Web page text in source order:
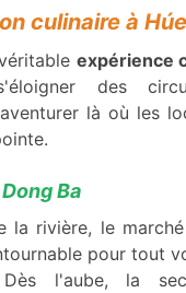
culinaire à Húe
expérience
des
là où les
Ba
la rivière, le
pour tout
Dès l'aube, la